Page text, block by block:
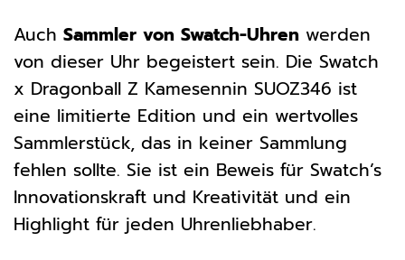
Auch Sammler von Swatch-Uhren werden
von dieser Uhr begeistert sein. Die Swatch
x Dragonball Z Kamesennin SUOZ346 ist
eine limitierte Edition und ein wertvolles
Sammlerstück, das in keiner Sammlung
fehlen sollte. Sie ist ein Beweis für Swatch’s
Innovationskraft und Kreativität und ein
Highlight für jeden Uhrenliebhaber.